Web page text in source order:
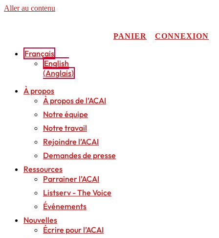
Aller au contenu
PANIER CONNEXION
Français
English
(Anglais)
À propos
À propos de l’ACAI
Notre équipe
Notre travail
Rejoindre l’ACAI
Demandes de presse
Ressources
Parrainer l’ACAI
Listserv - The Voice
Événements
Nouvelles
Écrire pour l’ACAI